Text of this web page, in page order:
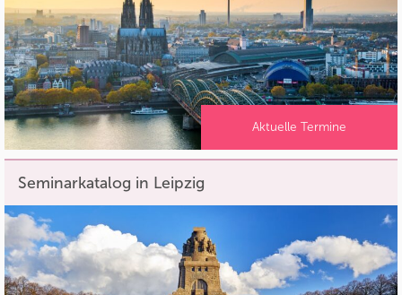
Aktuelle Termine
Seminarkatalog in Leipzig